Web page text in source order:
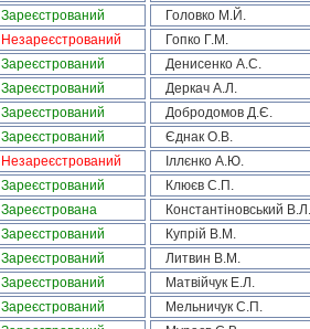
Зареєстрований Головко М.Й.
Незареєстрований Гопко Г.М.
Зареєстрований Денисенко А.С.
Зареєстрований Деркач А.Л.
Зареєстрований Добродомов Д.Є.
Зареєстрований Єднак О.В.
Незареєстрований Іллєнко А.Ю.
Зареєстрований Клюєв С.П.
Зареєстрована Константіновський В.Л.
Зареєстрований Купрій В.М.
Зареєстрований Литвин В.М.
Зареєстрований Матвійчук Е.Л.
Зареєстрований Мельничук С.П.